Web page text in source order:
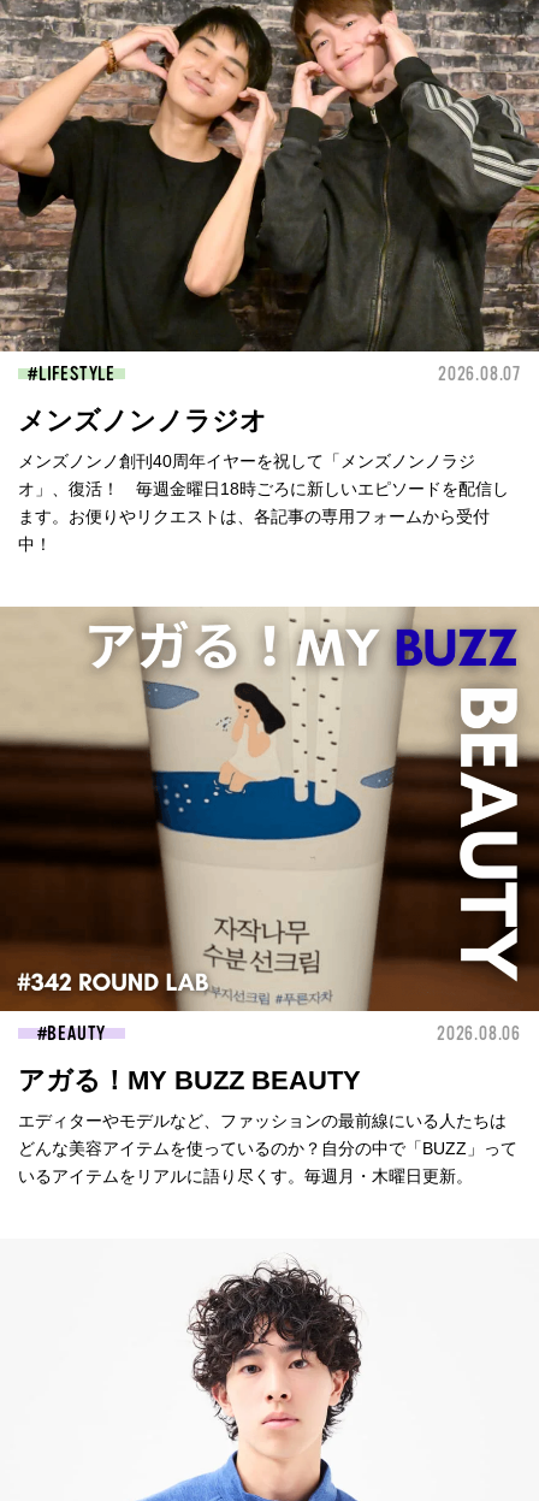
LIFESTYLE 2026.08.07
メンズノンノラジオ
メンズノンノ創刊40周年イヤーを祝して「メンズノンノラジ
オ」、復活！ 毎週金曜日18時ごろに新しいエピソードを配信し
ます。お便りやリクエストは、各記事の専用フォームから受付
中！
BEAUTY 2026.08.06
アガる！MY BUZZ BEAUTY
エディターやモデルなど、ファッションの最前線にいる人たちは
どんな美容アイテムを使っているのか？自分の中で「BUZZ」って
いるアイテムをリアルに語り尽くす。毎週月・木曜日更新。